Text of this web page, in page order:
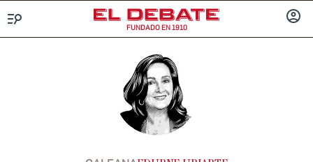
FUNDADO EN 1910